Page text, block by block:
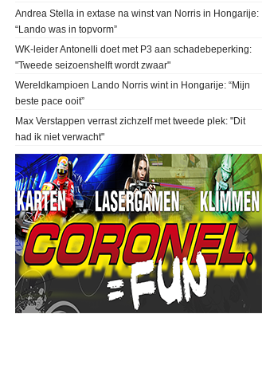
Andrea Stella in extase na winst van Norris in Hongarije:
“Lando was in topvorm”
WK-leider Antonelli doet met P3 aan schadebeperking:
"Tweede seizoenshelft wordt zwaar"
Wereldkampioen Lando Norris wint in Hongarije: “Mijn
beste pace ooit”
Max Verstappen verrast zichzelf met tweede plek: "Dit
had ik niet verwacht"